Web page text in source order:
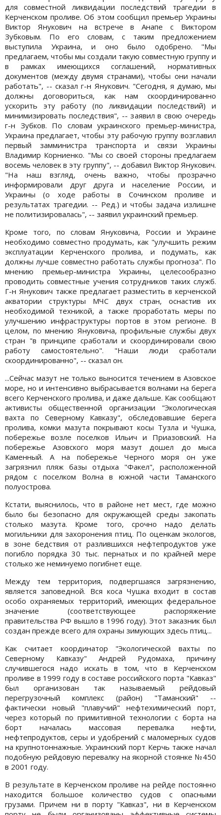
для совместной ликвидации последствий трагедии в
Керченском проливе. Об этом сообщил премьер Украины
Виктор Янукович на встрече в Анапе с Виктором
Зубковым. По его словам, с таким предложением
выступила Украина, и оно было одобрено. "Мы
предлагаем, чтобы мы создали такую совместную группу и
в рамках имеющихся соглашений, нормативных
документов (между двумя странами), чтобы они начали
работать", -- сказал г-н Янукович. "Сегодня, я думаю, мы
должны договориться, как нам скоординированно
ускорить эту работу (по ликвидации последствий) и
минимизировать последствия", -- заявил в свою очередь
г-н Зубков. По словам украинского премьер-министра,
Украина предлагает, чтобы эту рабочую группу возглавил
первый замминистра транспорта и связи Украины
Владимир Корниенко. "Мы со своей стороны предлагаем
восемь человек в эту группу", -- добавил Виктор Янукович.
"На наш взгляд, очень важно, чтобы прозрачно
информировали друг друга и население России, и
Украины (о ходе работы в Сочинском проливе и
результатах трагедии. -- Ред.) и чтобы задача излишне
не политизировалась", -- заявил украинский премьер.
Кроме того, по словам Януковича, России и Украине
необходимо совместно продумать, как "улучшить режим
эксплуатации Керченского пролива, и подумать, как
должны лучше совместно работать службы прогноза". По
мнению премьер-министра Украины, целесообразно
проводить совместные учения сотрудников таких служб.
Г-н Янукович также предлагает разместить в керченской
акватории структуры МЧС двух стран, оснастив их
необходимой техникой, а также проработать меры по
улучшению инфраструктуры портов в этом регионе. В
целом, по мнению Януковича, профильные службы двух
стран "в принципе сработали и скоординировали свою
работу самостоятельно". "Наши люди сработали
скоординированно", -- сказал он.
...Сейчас мазут не только выносится течением в Азовское
море, но и интенсивно выбрасывается волнами на берега
всего Керченского пролива, и даже дальше. Как сообщают
активисты общественной организации "Экологическая
вахта по Северному Кавказу", обследовавшие берега
пролива, комки мазута покрывают косы Тузла и Чушка,
побережье возле поселков Ильич и Приазовский. На
побережье Азовского моря мазут дошел до мыса
Каменный. А на побережье Черного моря он уже
загрязнил пляж базы отдыха "Факел", расположенной
рядом с поселком Волна в южной части Таманского
полуострова.
Кстати, выяснилось, что в районе нет мест, где можно
было бы безопасно для окружающей среды закопать
столько мазута. Кроме того, срочно надо делать
могильники для захоронения птиц. По оценкам экологов,
в зоне бедствия от разлившихся нефтепродуктов уже
погибло порядка 30 тыс. пернатых и по крайней мере
столько же неминуемо погибнет еще.
Между тем территория, подвергшаяся загрязнению,
является заповедной. Вся коса Чушка входит в состав
особо охраняемых территорий, имеющих федеральное
значение (соответствующее распоряжение
правительства РФ вышло в 1996 году). Этот заказник был
создан прежде всего для охраны зимующих здесь птиц...
Как считает координатор "Экологической вахты по
Северному Кавказу" Андрей Рудомаха, причину
случившегося надо искать в том, что в Керченском
проливе в 1999 году в составе российского порта "Кавказ"
был организован так называемый рейдовый
перегрузочный комплекс (район) "Таманский" --
фактически новый "плавучий" нефтехимический порт,
через который по примитивной технологии с борта на
борт началась массовая перевалка нефти,
нефтепродуктов, серы и удобрений с маломерных судов
на крупнотоннажные. Украинский порт Керчь также начал
подобную рейдовую перевалку на якорной стоянке №450
в 2001 году.
В результате в Керченском проливе на рейде постоянно
находится большое количество судов с опасными
грузами. Причем ни в порту "Кавказ", ни в Керченском